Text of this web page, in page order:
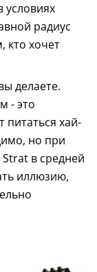
условиях
радиус
кто хочет
делаете.
- это
питаться хай-
но при
в средней
иллюзию,